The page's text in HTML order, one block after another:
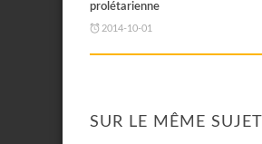
prolétarienne
2014-10-01
SUR LE MÊME SUJET